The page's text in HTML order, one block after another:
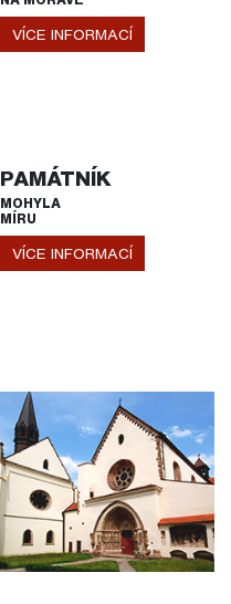
VÍCE INFORMACÍ
PAMÁTNÍK
MOHYLA
MÍRU
VÍCE INFORMACÍ